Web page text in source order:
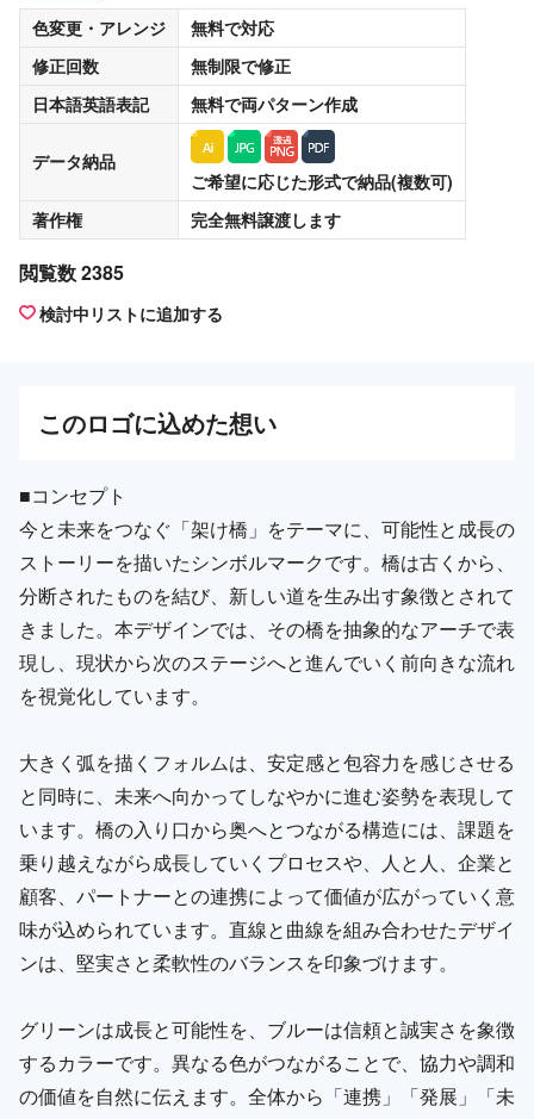
色変更・アレンジ
無料で対応
修正回数
無制限で修正
日本語英語表記
無料で両パターン作成
データ納品
ご希望に応じた形式で納品(複数可)
著作権
完全無料譲渡します
閲覧数 2385
検討中リストに追加する
このロゴに込めた想い
■コンセプト
今と未来をつなぐ「架け橋」をテーマに、可能性と成長の
ストーリーを描いたシンボルマークです。橋は古くから、
分断されたものを結び、新しい道を生み出す象徴とされて
きました。本デザインでは、その橋を抽象的なアーチで表
現し、現状から次のステージへと進んでいく前向きな流れ
を視覚化しています。
大きく弧を描くフォルムは、安定感と包容力を感じさせる
と同時に、未来へ向かってしなやかに進む姿勢を表現して
います。橋の入り口から奥へとつながる構造には、課題を
乗り越えながら成長していくプロセスや、人と人、企業と
顧客、パートナーとの連携によって価値が広がっていく意
味が込められています。直線と曲線を組み合わせたデザイ
ンは、堅実さと柔軟性のバランスを印象づけます。
グリーンは成長と可能性を、ブルーは信頼と誠実さを象徴
するカラーです。異なる色がつながることで、協力や調和
の価値を自然に伝えます。全体から「連携」「発展」「未